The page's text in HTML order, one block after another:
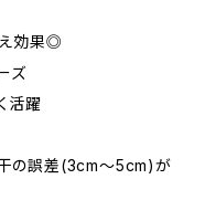
え効果◎
ズ
活躍
の誤差(3cm〜5cm)が